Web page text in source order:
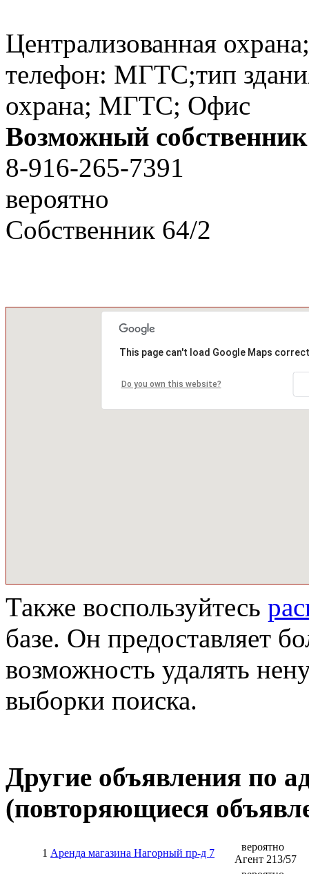
Централизованная
телефон: МГТС;тип
охрана; МГТС; Офис
Возможный
8-916-265-7391
вероятно
Собственник 64/2
This page can't load Google Maps
Do you own this website?
Также воспользуйтесь
базе. Он предоставляет
возможность удалять
выборки поиска.
Другие объявления по
(повторяющиеся
1 Аренда магазина Нагорный пр-д 7
вероятно
Агент 213/57